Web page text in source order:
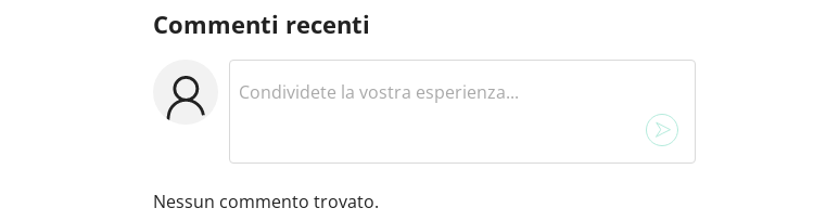
Commenti recenti
Nessun commento trovato.